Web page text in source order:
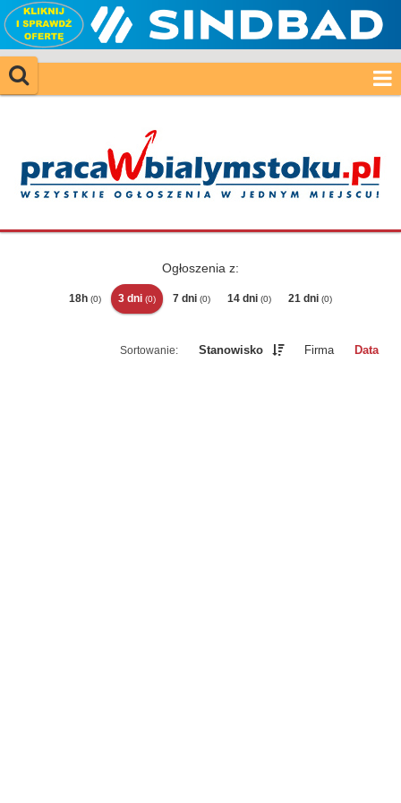
Ogłoszenia z:
18h (0) 3 dni (0) 7 dni (0) 14 dni (0) 21 dni (0)
Stanowisko Firma Data